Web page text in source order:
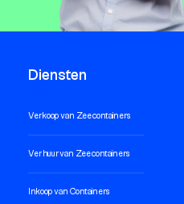
Diensten
Verkoop van Zeecontainers
Verhuur van Zeecontainers
Inkoop van Containers